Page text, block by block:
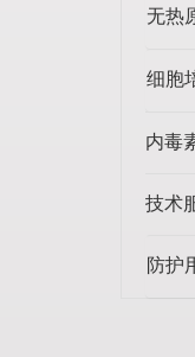
无热
细胞
内毒
技术
防护